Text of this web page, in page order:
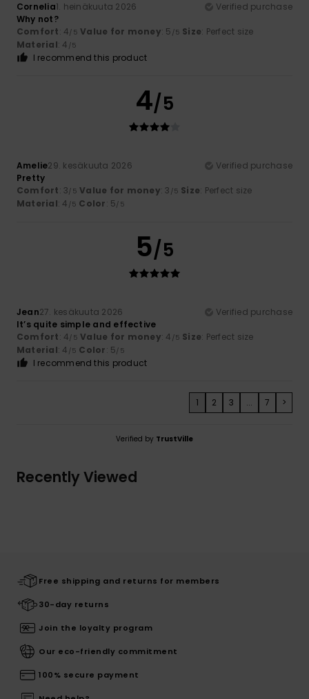
Cornelia1. heinäkuuta 2026
Verified purchase
Why not?
Comfort: 4/5 Value for money: 5 /5 Size: Perfect size
Material: 4 /5
I recommend this product
4/5
Amelie29. kesäkuuta 2026
Verified purchase
Pretty
Comfort: 3/5 Value for money: 3 /5 Size: Perfect size
Material: 4 /5 Color: 5/5
5/5
Jean27. kesäkuuta 2026
Verified purchase
It’s quite simple and effective
Comfort: 4/5 Value for money: 4 /5 Size: Perfect size
Material: 4 /5 Color: 5/5
I recommend this product
1 2 3 ... 7 >
Verified by TrustVille
Recently Viewed
Free shipping and returns for members
30-day returns
Join the loyalty program
Our eco-friendly commitment
100% secure payment